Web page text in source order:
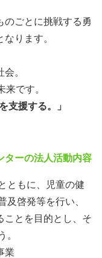
のごとに挑戦する勇
ります。
。
です。
支援する。」
ターの法人活動内容
ともに、児童の健
及啓発等を行い、
ことを目的とし、そ
。
業